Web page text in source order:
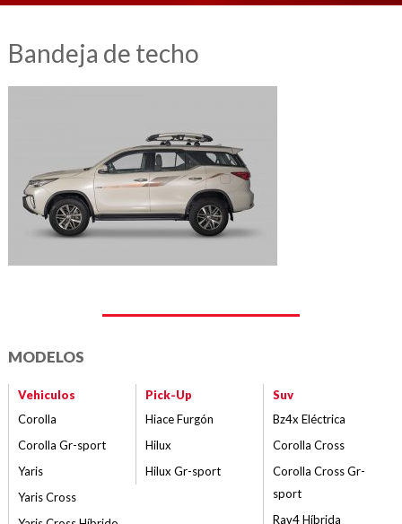
Bandeja de techo
MODELOS
Vehiculos
Corolla
Corolla Gr-sport
Yaris
Yaris Cross
Pick-Up
Hiace Furgón
Hilux
Hilux Gr-sport
Suv
Bz4x Eléctrica
Corolla Cross
Corolla Cross Gr-
sport
Rav4 Híbrida